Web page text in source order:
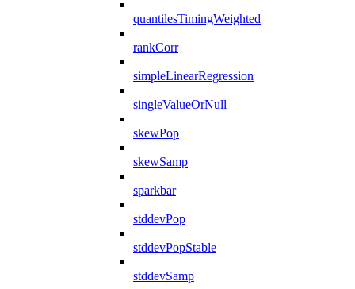
quantilesTimingWeighted
rankCorr
simpleLinearRegression
singleValueOrNull
skewPop
skewSamp
sparkbar
stddevPop
stddevPopStable
stddevSamp